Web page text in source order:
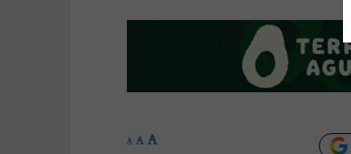
A A A